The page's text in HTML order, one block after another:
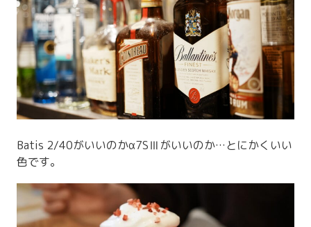
Batis 2/40がいいのかα7SⅢがいいのか…とにかくいい
色です。